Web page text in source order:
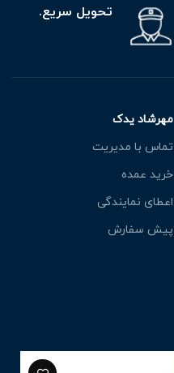
تحویل سریع.
مهرشاد یدک
تماس با مدیریت
خرید عمده
اعطای نمایندگی
پیش سفارش